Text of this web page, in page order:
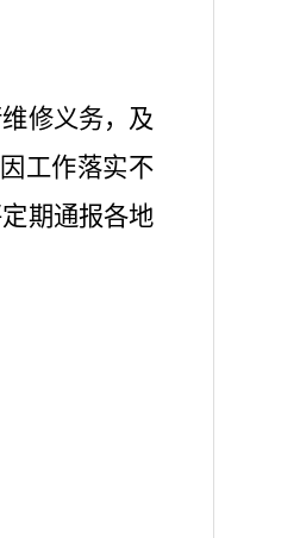
修义务，及
工作落实不
期通报各地